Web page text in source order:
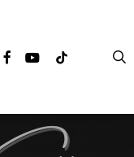
facebookyoutube
tiktok